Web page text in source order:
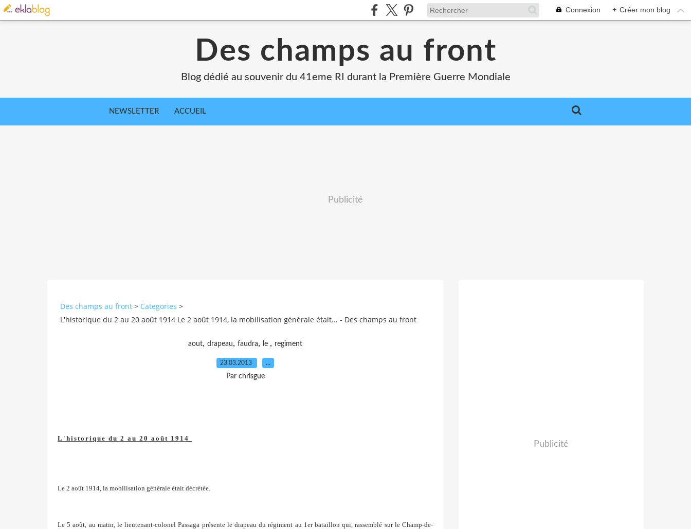
Connexion + Créer mon blog
Des champs au front
Blog dédié au souvenir du 41eme RI durant la Première Guerre Mondiale
NEWSLETTER ACCUEIL
Publicité
Des champs au front > Categories >
L'historique du 2 au 20 août 1914 Le 2 août 1914, la mobilisation générale était... - Des champs au front
aout, drapeau, faudra, le , regiment
23.03.2013 …
Par chrisgue
L'historique du 2 au 20 août 1914
Le 2 août 1914, la mobilisation générale était décrétée.
Le 5 août, au matin, le lieutenant-colonel Passaga présente le drapeau du régiment au 1er bataillon qui, rassemblé sur leChamp-de-
Publicité